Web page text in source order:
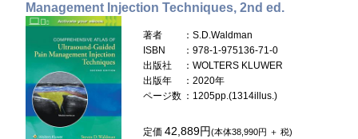
Management Injection Techniques, 2nd ed.
著者
：S.D.Waldman
ISBN
：978-1-975136-71-0
出版社
：WOLTERS KLUWER
出版年
：2020年
ページ数 ：1205pp.(1314illus.)
定価42,889円(本体38,990円 ＋ 税)